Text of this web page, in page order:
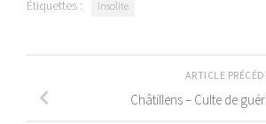
Étiquettes : insolite
ARTICLE
Châtillens – Culte de